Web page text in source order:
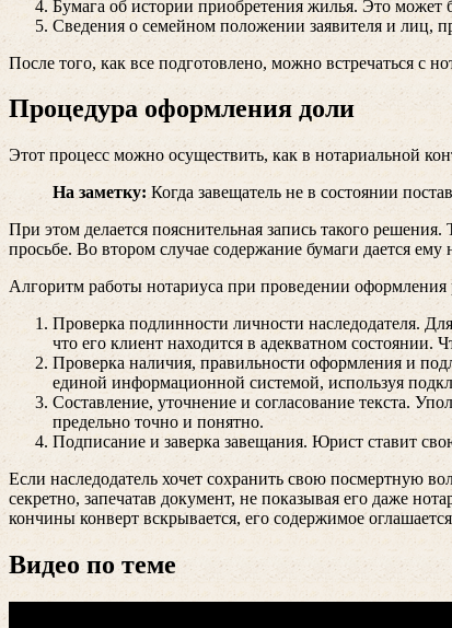
Бумага об истории приобретения жилья. Это может
Сведения о семейном положении заявителя и лиц,
После того, как все подготовлено, можно встречаться с
Процедура оформления доли
Этот процесс можно осуществить, как в нотариальной
На заметку: Когда завещатель не в состоянии
При этом делается пояснительная запись такого
просьбе. Во втором случае содержание бумаги дается
Алгоритм работы нотариуса при проведении
Проверка подлинности личности наследодателя.
что его клиент находится в адекватном состоянии.
Проверка наличия, правильности оформления и
единой информационной системой, используя
Составление, уточнение и согласование текста.
предельно точно и понятно.
Подписание и заверка завещания. Юрист ставит
Если наследодатель хочет сохранить свою посмертную
секретно, запечатав документ, не показывая его даже
кончины конверт вскрывается, его содержимое
Видео по теме